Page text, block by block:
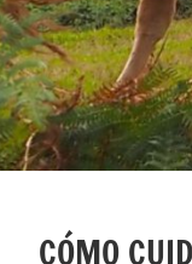
CÓMO